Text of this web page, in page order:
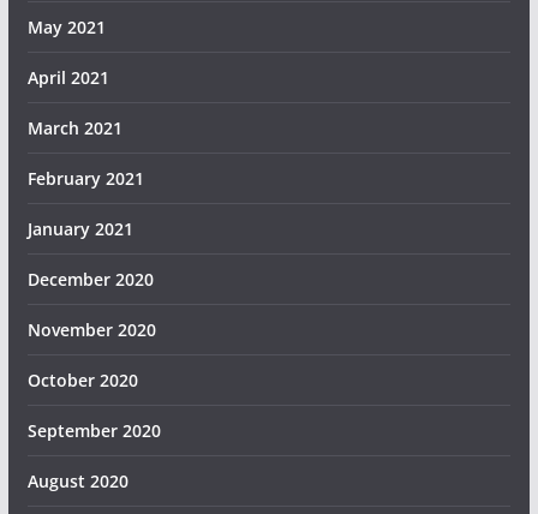
May 2021
April 2021
March 2021
February 2021
January 2021
December 2020
November 2020
October 2020
September 2020
August 2020